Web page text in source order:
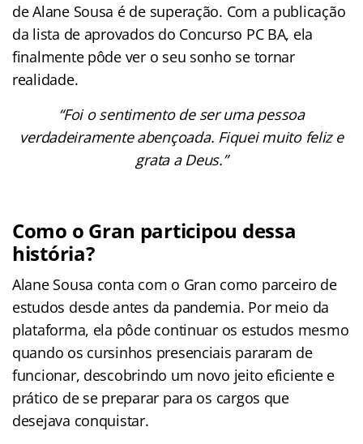
de Alane Sousa é de superação. Com a publicação
da lista de aprovados do Concurso PC BA, ela
finalmente pôde ver o seu sonho se tornar
realidade.
“Foi o sentimento de ser uma pessoa
verdadeiramente abençoada. Fiquei muito feliz e
grata a Deus.”
Como o Gran participou dessa
história?
Alane Sousa conta com o Gran como parceiro de
estudos desde antes da pandemia. Por meio da
plataforma, ela pôde continuar os estudos mesmo
quando os cursinhos presenciais pararam de
funcionar, descobrindo um novo jeito eficiente e
prático de se preparar para os cargos que
desejava conquistar.